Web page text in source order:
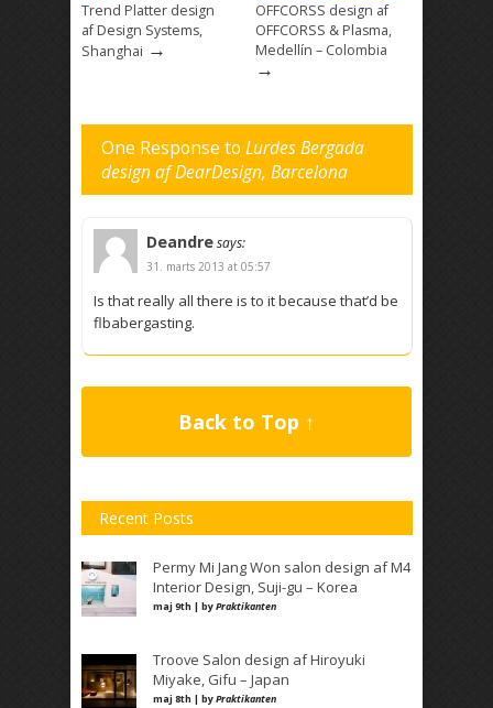
Trend Platter design
af Design Systems,
Shanghai →
OFFCORSS design af
OFFCORSS & Plasma,
Medellín – Colombia
→
One Response to Lurdes Bergada
design af DearDesign, Barcelona
Deandresays:
31. marts 2013 at 05:57
Is that really all there is to it because that’d be
flbabergasting.
Back to Top ↑
Recent Posts
Permy Mi Jang Won salon design af M4
Interior Design, Suji-gu – Korea
maj 9th | byPraktikanten
Troove Salon design af Hiroyuki
Miyake, Gifu – Japan
maj 8th | byPraktikanten